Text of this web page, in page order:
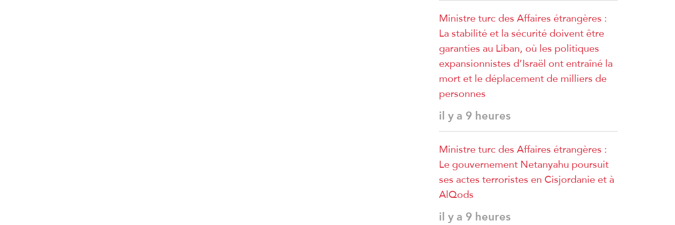
Ministre turc des Affaires étrangères :
La stabilité et la sécurité doivent être
garanties au Liban, où les politiques
expansionnistes d’Israël ont entraîné la
mort et le déplacement de milliers de
personnes
il y a 9 heures
Ministre turc des Affaires étrangères :
Le gouvernement Netanyahu poursuit
ses actes terroristes en Cisjordanie et à
AlQods
il y a 9 heures